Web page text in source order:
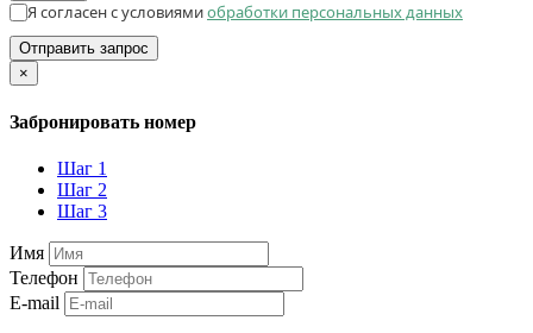
Я согласен с условиямиобработки персональных данных
Отправить запрос
×
Забронировать номер
Шаг 1
Шаг 2
Шаг 3
Имя
Телефон
E-mail